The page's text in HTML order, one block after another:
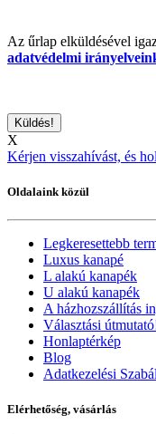
Az űrlap elküldésével
adatvédelmi
X
Kérjen visszahívást, és
Oldalaink közül
Legkeresettebb
Luxus kanapé
L alakú kanapék
U alakú kanapék
A házhozszállítás
Választási
Honlaptérkép
Blog
Adatkezelési
Elérhetőség, vásárlás